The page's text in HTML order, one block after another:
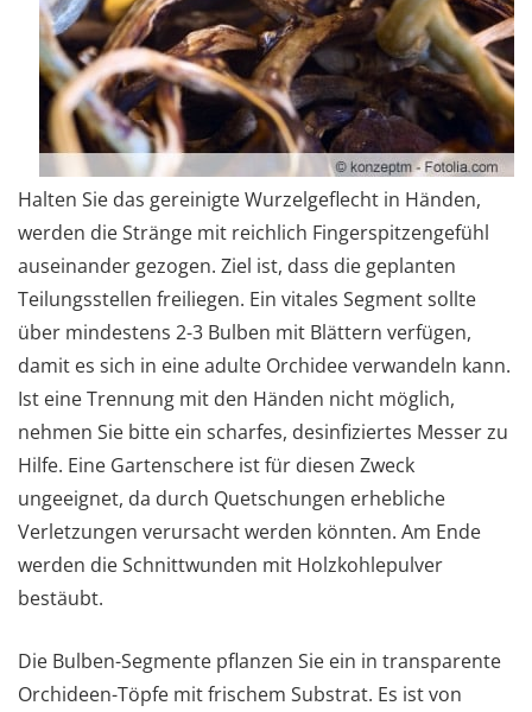
Halten Sie das gereinigte Wurzelgeflecht in Händen,
werden die Stränge mit reichlich Fingerspitzengefühl
auseinander gezogen. Ziel ist, dass die geplanten
Teilungsstellen freiliegen. Ein vitales Segment sollte
über mindestens 2-3 Bulben mit Blättern verfügen,
damit es sich in eine adulte Orchidee verwandeln kann.
Ist eine Trennung mit den Händen nicht möglich,
nehmen Sie bitte ein scharfes, desinfiziertes Messer zu
Hilfe. Eine Gartenschere ist für diesen Zweck
ungeeignet, da durch Quetschungen erhebliche
Verletzungen verursacht werden könnten. Am Ende
werden die Schnittwunden mit Holzkohlepulver
bestäubt.
Die Bulben-Segmente pflanzen Sie ein in transparente
Orchideen-Töpfe mit frischem Substrat. Es ist von